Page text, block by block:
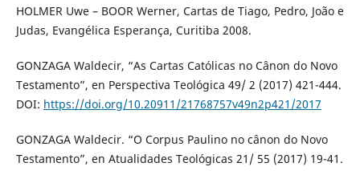
HOLMER Uwe – BOOR Werner, Cartas de Tiago, Pedro, João e
Judas, Evangélica Esperança, Curitiba 2008.
GONZAGA Waldecir, “As Cartas Católicas no Cânon do Novo
Testamento”, en Perspectiva Teológica 49/ 2 (2017) 421-444.
DOI: https://doi.org/10.20911/21768757v49n2p421/2017
GONZAGA Waldecir. “O Corpus Paulino no cânon do Novo
Testamento”, en Atualidades Teológicas 21/ 55 (2017) 19-41.